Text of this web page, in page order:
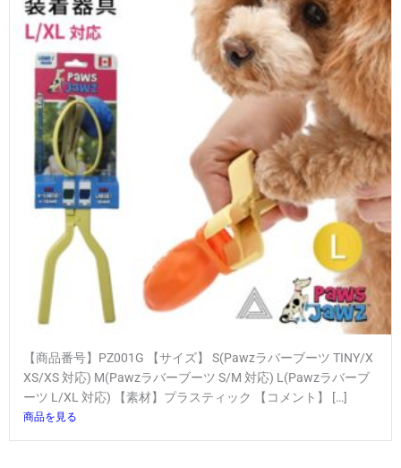
【商品番号】PZ001G 【サイズ】 S(Pawzラバーブーツ TINY/X
XS/XS 対応) M(Pawzラバーブーツ S/M 対応) L(Pawzラバーブ
ーツ L/XL 対応) 【素材】プラスティック 【コメント】 […]
商品を見る